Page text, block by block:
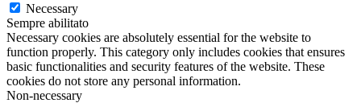
Necessary
Sempre abilitato
Necessary cookies are absolutely essential for the website to
function properly. This category only includes cookies that ensures
basic functionalities and security features of the website. These
cookies do not store any personal information.
Non-necessary